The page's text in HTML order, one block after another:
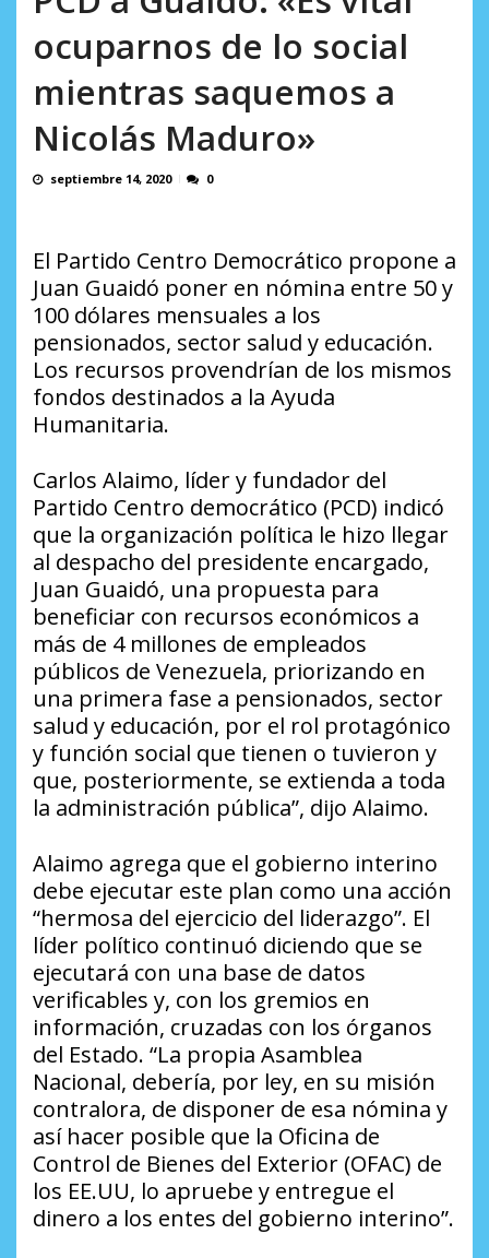
ocuparnos de lo social
mientras saquemos a
Nicolás Maduro»
septiembre 14, 2020 0
El Partido Centro Democrático propone a
Juan Guaidó poner en nómina entre 50 y
100 dólares mensuales a los
pensionados, sector salud y educación.
Los recursos provendrían de los mismos
fondos destinados a la Ayuda
Humanitaria.
Carlos Alaimo, líder y fundador del
Partido Centro democrático (PCD) indicó
que la organización política le hizo llegar
al despacho del presidente encargado,
Juan Guaidó, una propuesta para
beneficiar con recursos económicos a
más de 4 millones de empleados
públicos de Venezuela, priorizando en
una primera fase a pensionados, sector
salud y educación, por el rol protagónico
y función social que tienen o tuvieron y
que, posteriormente, se extienda a toda
la administración pública”, dijo Alaimo.
Alaimo agrega que el gobierno interino
debe ejecutar este plan como una acción
“hermosa del ejercicio del liderazgo”. El
líder político continuó diciendo que se
ejecutará con una base de datos
verificables y, con los gremios en
información, cruzadas con los órganos
del Estado. “La propia Asamblea
Nacional, debería, por ley, en su misión
contralora, de disponer de esa nómina y
así hacer posible que la Oficina de
Control de Bienes del Exterior (OFAC) de
los EE.UU, lo apruebe y entregue el
dinero a los entes del gobierno interino”.